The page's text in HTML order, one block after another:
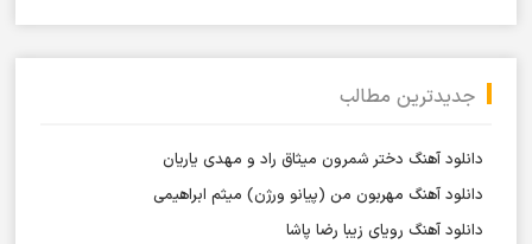
جدیدترین مطالب
دانلود آهنگ دختر شمرون میثاق راد و مهدی یاریان
دانلود آهنگ مهربون من (پیانو ورژن) میثم ابراهیمی
دانلود آهنگ رویای زیبا رضا پاشا